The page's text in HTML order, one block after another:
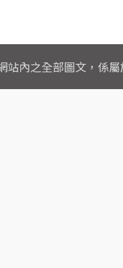
站內之全部圖文，係